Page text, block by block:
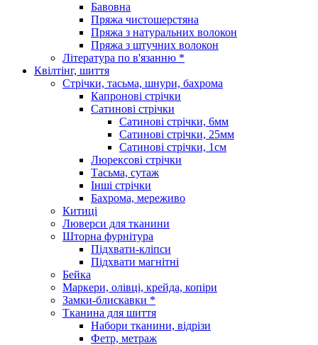
Бавовна
Пряжа чистошерстяна
Пряжа з натуральних волокон
Пряжа з штучних волокон
Література по в'язанню *
Квілтінг, шиття
Стрічки, тасьма, шнури, бахрома
Капронові стрічки
Сатинові стрічки
Сатинові стрічки, 6мм
Сатинові стрічки, 25мм
Сатинові стрічки, 1см
Люрексові стрічки
Тасьма, сутаж
Інші стрічки
Бахрома, мереживо
Китиці
Люверси для тканини
Шторна фурнітура
Підхвати-кліпси
Підхвати магнітні
Бейка
Маркери, олівці, крейда, копіри
Замки-блискавки *
Тканина для шиття
Набори тканини, відрізи
Фетр, метраж